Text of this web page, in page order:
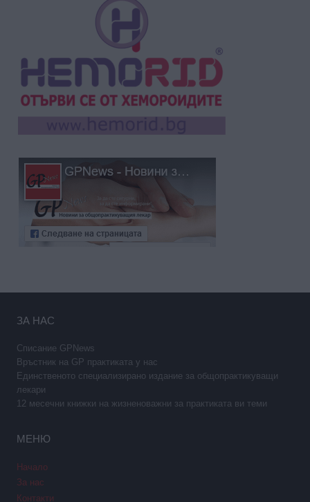
ЗА НАС
Списание GPNews
Връстник на GP практиката у нас
Единственото специализирано издание за общопрактикуващи
лекари
12 месечни книжки на жизненоважни за практиката ви теми
МЕНЮ
Начало
За нас
Контакти